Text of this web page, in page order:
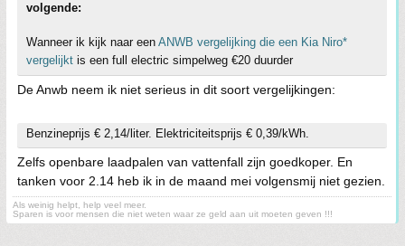
volgende:
Wanneer ik kijk naar een ANWB vergelijking die een Kia Niro*
vergelijkt is een full electric simpelweg €20 duurder
De Anwb neem ik niet serieus in dit soort vergelijkingen:
Benzineprijs € 2,14/liter. Elektriciteitsprijs € 0,39/kWh.
Zelfs openbare laadpalen van vattenfall zijn goedkoper. En
tanken voor 2.14 heb ik in de maand mei volgensmij niet gezien.
Als weinig helpt, help veel meer.
Sparen is voor mensen die niet weten waar ze geld aan uit moeten geven !!!